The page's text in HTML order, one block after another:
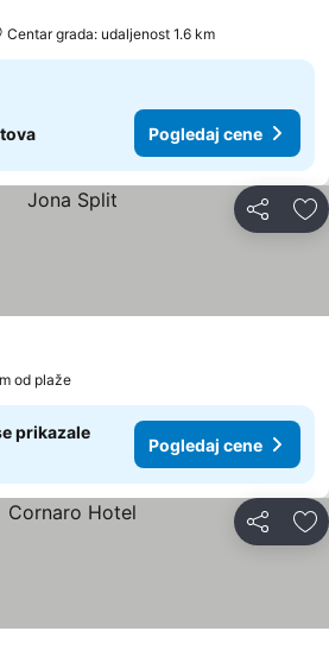
Centar grada: udaljenost 1.6 km
Pogledaj cene
Deli
od plaže
prikazale
Pogledaj cene
Deli